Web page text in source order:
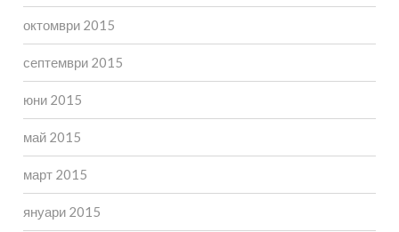
октомври 2015
септември 2015
юни 2015
май 2015
март 2015
януари 2015